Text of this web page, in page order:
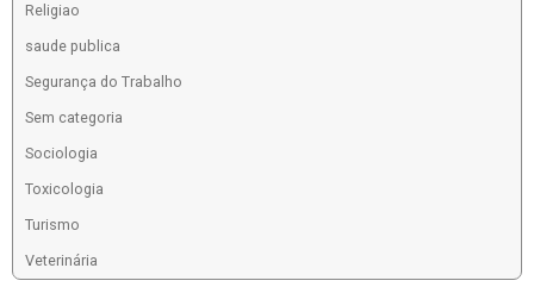
Religiao
saude publica
Segurança do Trabalho
Sem categoria
Sociologia
Toxicologia
Turismo
Veterinária